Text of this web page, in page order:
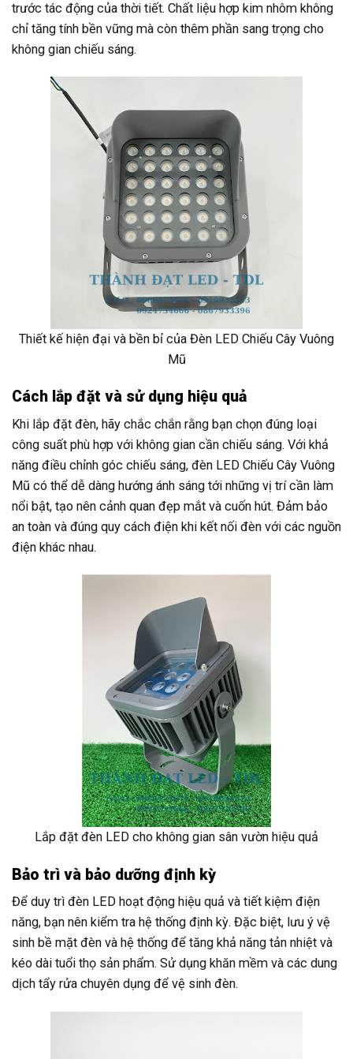
trước tác động của thời tiết. Chất liệu hợp kim nhôm không
chỉ tăng tính bền vững mà còn thêm phần sang trọng cho
không gian chiếu sáng.
Thiết kế hiện đại và bền bỉ của Đèn LED Chiếu Cây Vuông
Mũ
Cách lắp đặt và sử dụng hiệu quả
Khi lắp đặt đèn, hãy chắc chắn rằng bạn chọn đúng loại
công suất phù hợp với không gian cần chiếu sáng. Với khả
năng điều chỉnh góc chiếu sáng, đèn LED Chiếu Cây Vuông
Mũ có thể dễ dàng hướng ánh sáng tới những vị trí cần làm
nổi bật, tạo nên cảnh quan đẹp mắt và cuốn hút. Đảm bảo
an toàn và đúng quy cách điện khi kết nối đèn với các nguồn
điện khác nhau.
Lắp đặt đèn LED cho không gian sân vườn hiệu quả
Bảo trì và bảo dưỡng định kỳ
Để duy trì đèn LED hoạt động hiệu quả và tiết kiệm điện
năng, bạn nên kiểm tra hệ thống định kỳ. Đặc biệt, lưu ý vệ
sinh bề mặt đèn và hệ thống để tăng khả năng tản nhiệt và
kéo dài tuổi thọ sản phẩm. Sử dụng khăn mềm và các dung
dịch tẩy rửa chuyên dụng để vệ sinh đèn.